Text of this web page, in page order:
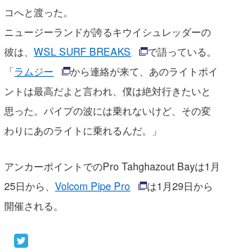
コへと渡った。
ニュージーランドが誇るキウイシュレッダーの
彼は、WSL SURF BREAKS
で語っている。
「ラムジー
から連絡が来て、あのライトポイ
ントは最高だよと言われ、僕は絶対行きたいと
思った。パイプの波には乗れないけど、その変
わりにあのライトに乗れるんだ。」
アンカーポイントでのPro Tahghazout Bayは1月
25日から、Volcom Pipe Pro
は1月29日から
開催される。
まっきー
小川予報士
上田純子
上條将美
SancheZ